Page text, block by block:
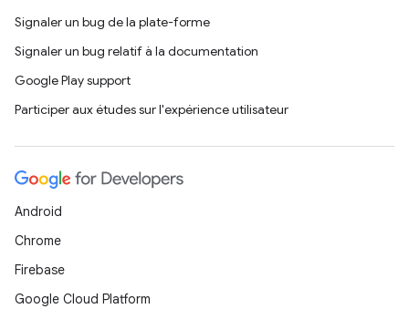
Signaler un bug de la plate-forme
Signaler un bug relatif à la documentation
Google Play support
Participer aux études sur l'expérience utilisateur
Android
Chrome
Firebase
Google Cloud Platform